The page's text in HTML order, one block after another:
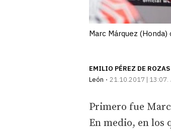
Marc Márquez
EMILIO PÉREZ DE ROZAS
León
21.10.2017 | 13:07
Primero fue
En medio, en los